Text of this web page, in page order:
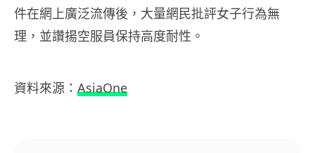
件在網上廣泛流傳後，大量網民批評女子行為無
理，並讚揚空服員保持高度耐性。
資料來源： AsiaOne